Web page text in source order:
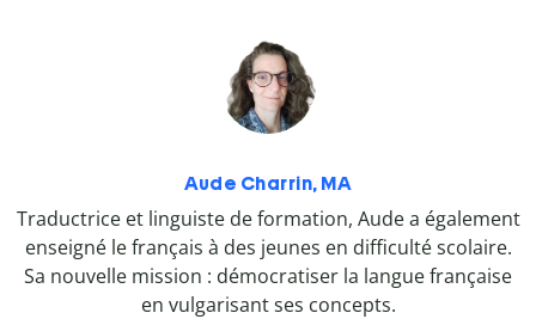
Aude Charrin, MA
Traductrice et linguiste de formation, Aude a également
enseigné le français à des jeunes en difficulté scolaire.
Sa nouvelle mission : démocratiser la langue française
en vulgarisant ses concepts.